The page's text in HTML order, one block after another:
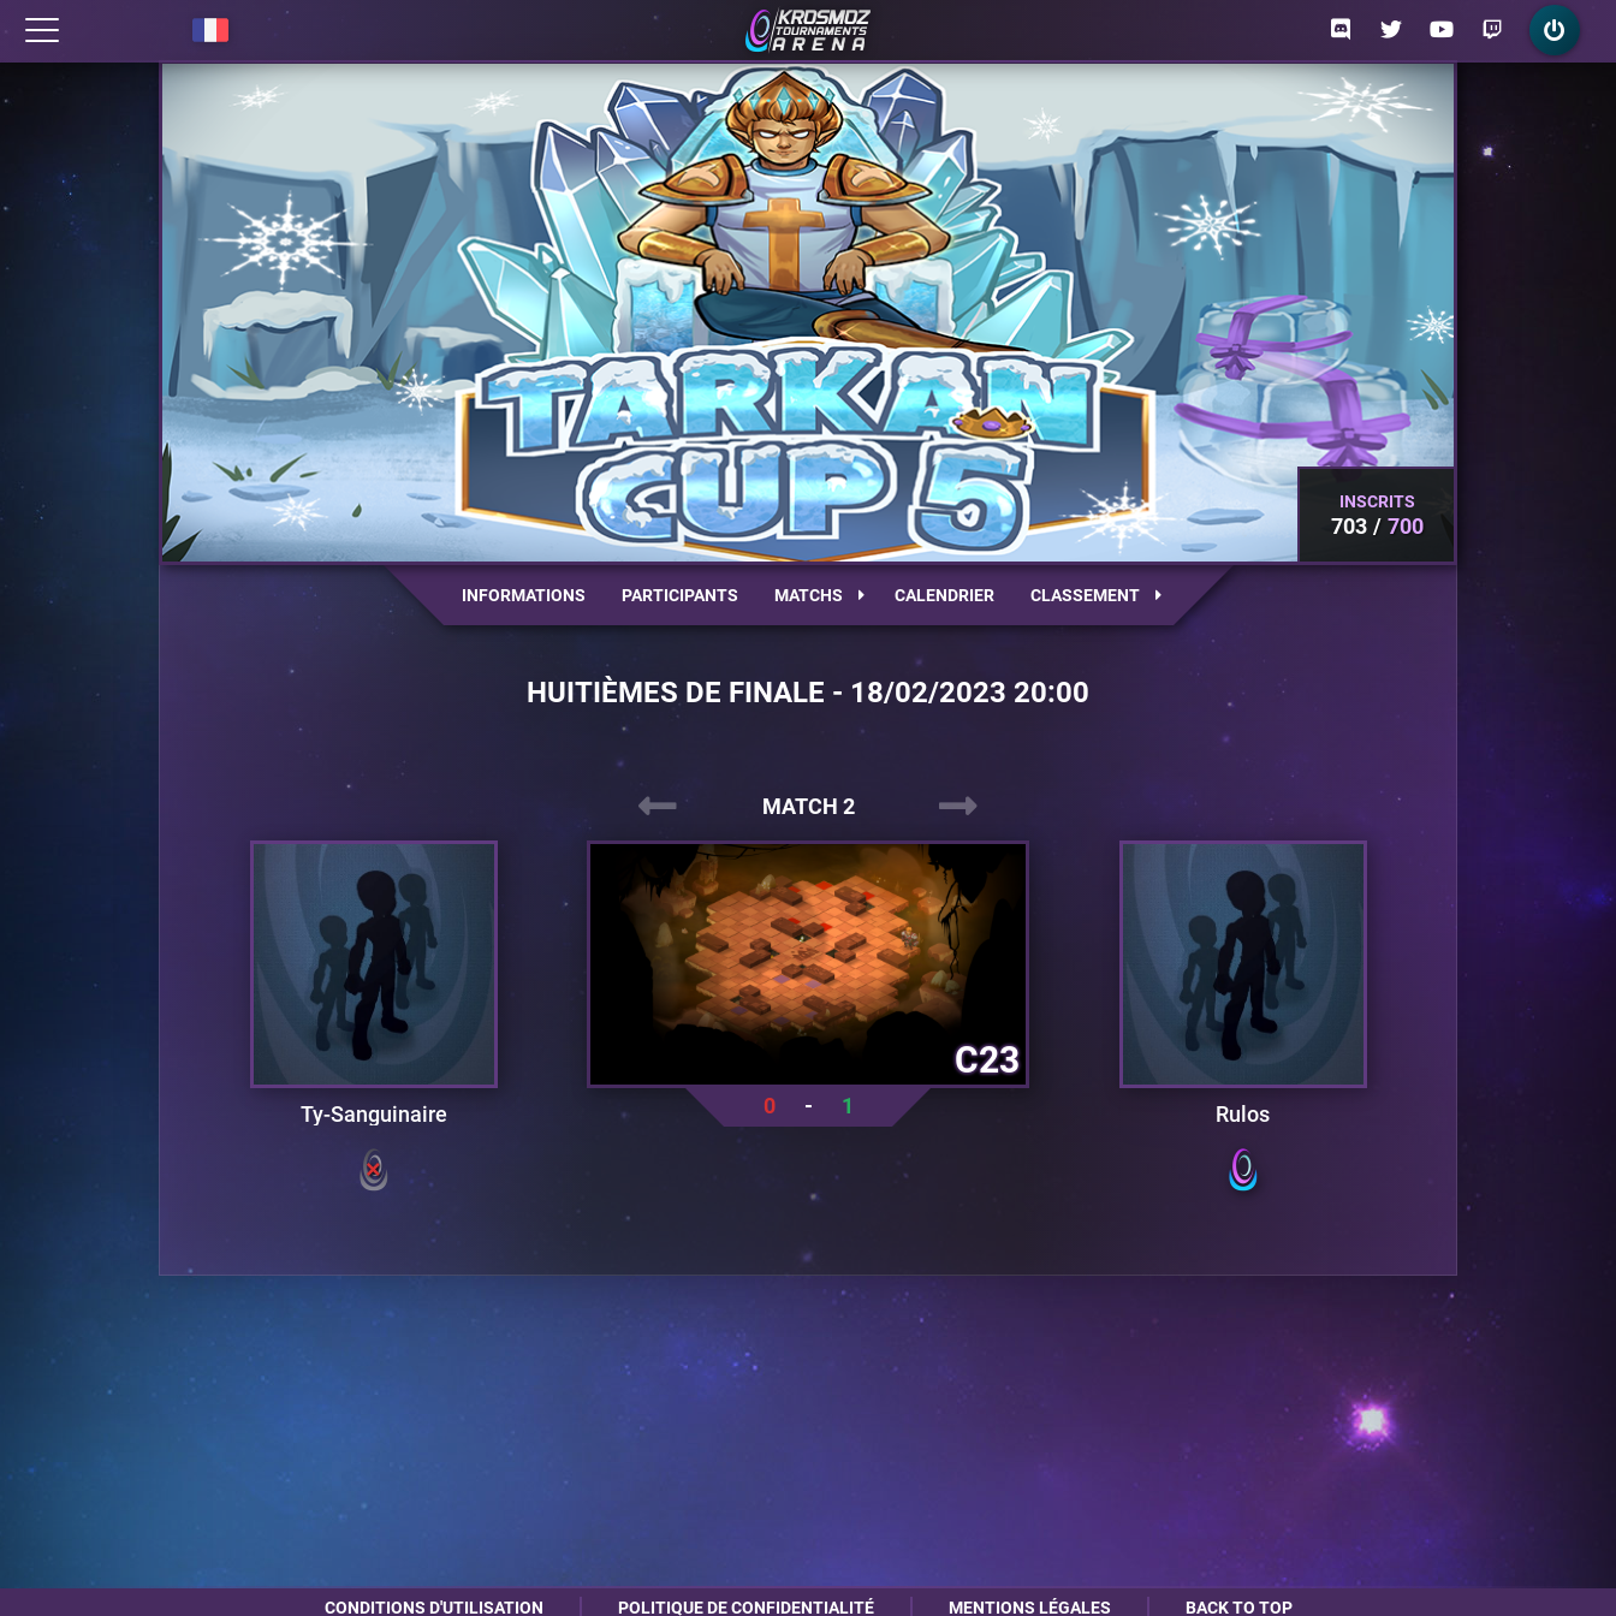
INSCRITS
703 700
INFORMATIONS PARTICIPANTS MATCHS CALENDRIER CLASSEMENT
HUITIÈMES DE FINALE - 18/02/2023 20:00
MATCH 2
Ty-Sanguinaire Rulos
C23
0 - 1
CONDITIONS D'UTILISATION POLITIQUE DE CONFIDENTIALITÉ MENTIONS LÉGALES BACK TO TOP